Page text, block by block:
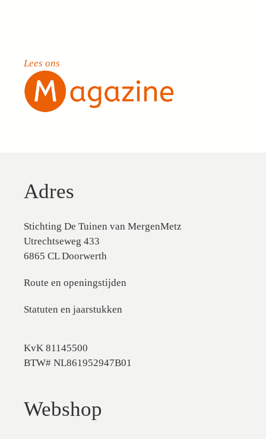
Lees ons
Adres
Stichting De Tuinen van MergenMetz
Utrechtseweg 433
6865 CL Doorwerth
Route en openingstijden
Statuten en jaarstukken
KvK 81145500
BTW# NL861952947B01
Webshop